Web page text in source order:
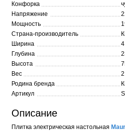
Конфорка
Напряжение
Мощность
Страна-производитель
Ширина
Глубина
Высота
Вес
Родина бренда
Артикул
Описание
Плитка электрическая настольная